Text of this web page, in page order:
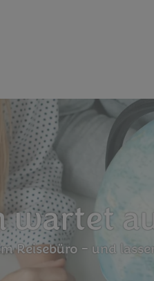
wartet
Reisebüro – und